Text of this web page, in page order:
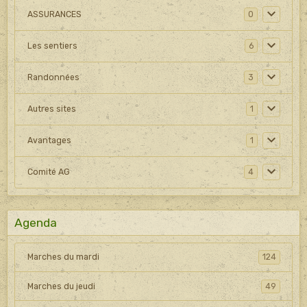
ASSURANCES 0
Les sentiers 6
Randonnées 3
Autres sites 1
Avantages 1
Comité AG 4
Agenda
Marches du mardi 124
Marches du jeudi 49